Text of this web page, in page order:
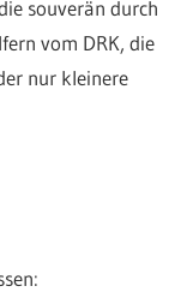
souverän durch
vom DRK, die
nur kleinere